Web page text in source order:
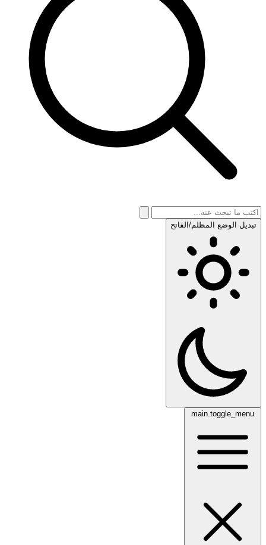
تبديل الوضع المظلم/الفاتح
main.toggle_menu